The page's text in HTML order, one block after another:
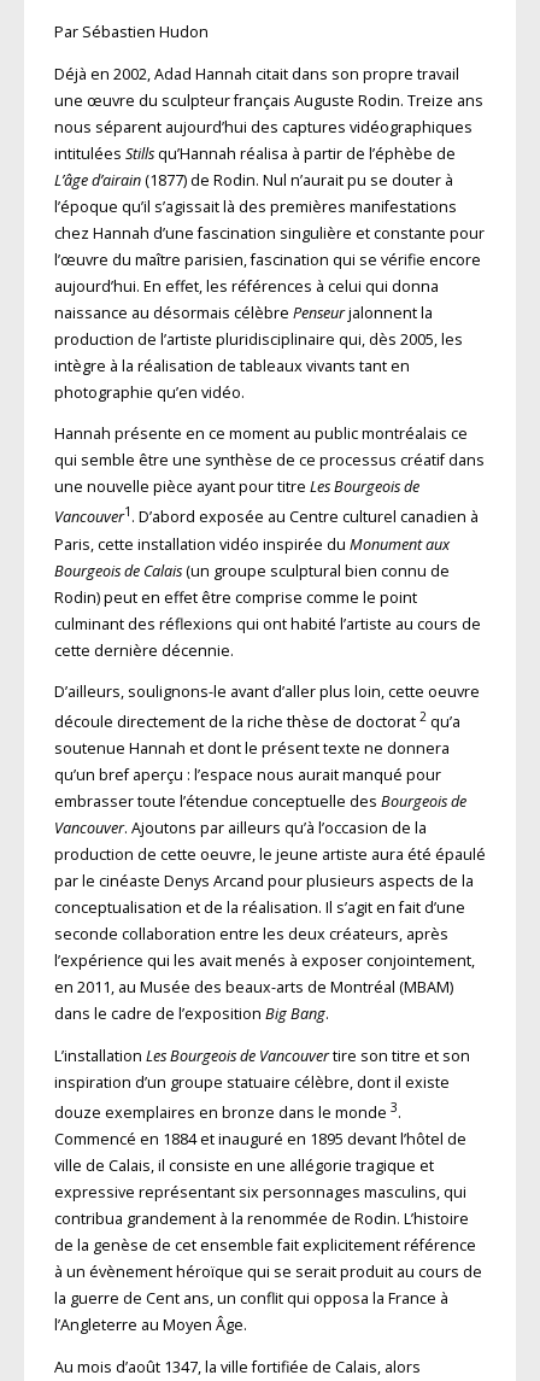
Par Sébastien Hudon
Déjà en 2002, Adad Hannah citait dans son propre travail
une œuvre du sculpteur français Auguste Rodin. Treize ans
nous séparent aujourd’hui des captures vidéographiques
intitulées Stillsqu’Hannah réalisa à partir de l’éphèbe de
L’âge d’airain(1877) de Rodin. Nul n’aurait pu se douter à
l’époque qu’il s’agissait là des premières manifestations
chez Hannah d’une fascination singulière et constante pour
l’œuvre du maître parisien, fascination qui se vérifie encore
aujourd’hui. En effet, les références à celui qui donna
naissance au désormais célèbre Penseurjalonnent la
production de l’artiste pluridisciplinaire qui, dès 2005, les
intègre à la réalisation de tableaux vivants tant en
photographie qu’en vidéo.
Hannah présente en ce moment au public montréalais ce
qui semble être une synthèse de ce processus créatif dans
une nouvelle pièce ayant pour titre Les Bourgeois de
Vancouver1 . D’abord exposée au Centre culturel canadien à
Paris, cette installation vidéo inspirée du Monument aux
Bourgeois de Calais(un groupe sculptural bien connu de
Rodin) peut en effet être comprise comme le point
culminant des réflexions qui ont habité l’artiste au cours de
cette dernière décennie.
D’ailleurs, soulignons-le avant d’aller plus loin, cette oeuvre
découle directement de la riche thèse de doctorat 2qu’a
soutenue Hannah et dont le présent texte ne donnera
qu’un bref aperçu : l’espace nous aurait manqué pour
embrasser toute l’étendue conceptuelle des Bourgeois de
Vancouver. Ajoutons par ailleurs qu’à l’occasion de la
production de cette oeuvre, le jeune artiste aura été épaulé
par le cinéaste Denys Arcand pour plusieurs aspects de la
conceptualisation et de la réalisation. Il s’agit en fait d’une
seconde collaboration entre les deux créateurs, après
l’expérience qui les avait menés à exposer conjointement,
en 2011, au Musée des beaux-arts de Montréal (MBAM)
dans le cadre de l’exposition Big Bang.
L’installation Les Bourgeois de Vancouvertire son titre et son
inspiration d’un groupe statuaire célèbre, dont il existe
douze exemplaires en bronze dans le monde 3.
Commencé en 1884 et inauguré en 1895 devant l’hôtel de
ville de Calais, il consiste en une allégorie tragique et
expressive représentant six personnages masculins, qui
contribua grandement à la renommée de Rodin. L’histoire
de la genèse de cet ensemble fait explicitement référence
à un évènement héroïque qui se serait produit au cours de
la guerre de Cent ans, un conflit qui opposa la France à
l’Angleterre au Moyen Âge.
Au mois d’août 1347, la ville fortifiée de Calais, alors